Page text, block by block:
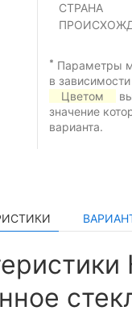
СТРАНА
* Параметры
в
Цветом
значение
варианта.